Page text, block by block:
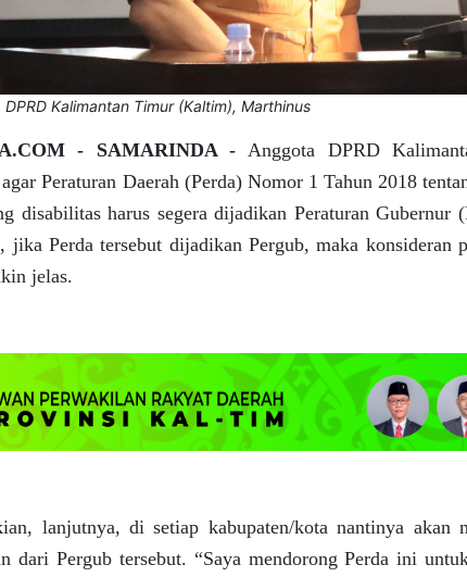
Kalimantan Timur (Kaltim), Marthinus
- SAMARINDA - Anggota DPRD
Peraturan Daerah (Perda) Nomor 1 Tahun 2018
disabilitas harus segera dijadikan Peraturan
jika Perda tersebut dijadikan Pergub, maka konsideran
jelas.
lanjutnya, di setiap kabupaten/kota nantinya akan
dari Pergub tersebut. “Saya mendorong Perda ini